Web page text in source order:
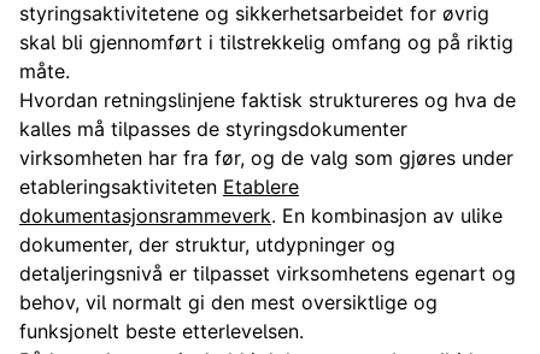
styringsaktivitetene og sikkerhetsarbeidet for øvrig
skal bli gjennomført i tilstrekkelig omfang og på riktig
måte.
Hvordan retningslinjene faktisk struktureres og hva de
kalles må tilpasses de styringsdokumenter
virksomheten har fra før, og de valg som gjøres under
etableringsaktiviteten Etablere
dokumentasjonsrammeverk. En kombinasjon av ulike
dokumenter, der struktur, utdypninger og
detaljeringsnivå er tilpasset virksomhetens egenart og
behov, vil normalt gi den mest oversiktlige og
funksjonelt beste etterlevelsen.